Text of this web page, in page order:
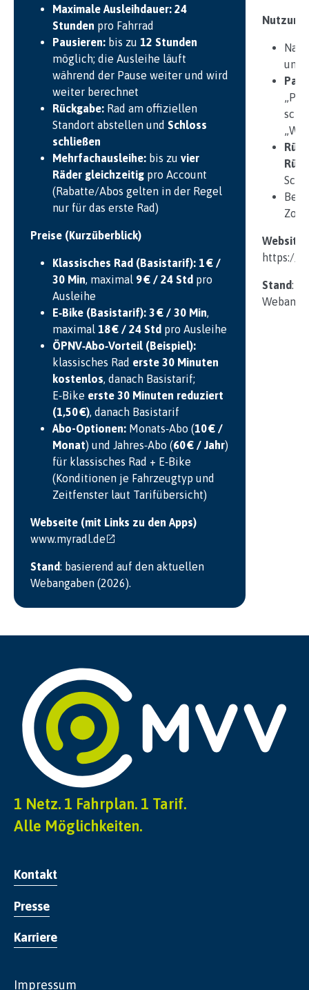
Maximale Ausleihdauer: 24
Stunden pro Fahrrad
Pausieren: bis zu 12 Stunden
möglich; die Ausleihe läuft
während der Pause weiter und wird
weiter berechnet
Rückgabe: Rad am offiziellen
Standort abstellen und Schloss
schließen
Mehrfachausleihe: bis zu vier
Räder gleichzeitig pro Account
(Rabatte/Abos gelten in der Regel
nur für das erste Rad)
Preise (Kurzüberblick)
Klassisches Rad (Basistarif): 1 € /
30 Min, maximal 9 € / 24 Std pro
Ausleihe
E‑Bike (Basistarif): 3 € / 30 Min,
maximal 18 € / 24 Std pro Ausleihe
ÖPNV‑Abo‑Vorteil (Beispiel):
klassisches Rad erste 30 Minuten
kostenlos, danach Basistarif;
E‑Bike erste 30 Minuten reduziert
(1,50 €), danach Basistarif
Abo-Optionen: Monats‑Abo (10 € /
Monat) und Jahres‑Abo (60 € / Jahr)
für klassisches Rad + E‑Bike
(Konditionen je Fahrzeugtyp und
Zeitfenster laut Tarifübersicht)
Webseite (mit Links zu den Apps)
www.myradl.de
Stand: basierend auf den aktuellen
Webangaben (2026).
Nutzung
Bei
Website
https://
Stand:
1 Netz. 1 Fahrplan. 1 Tarif.
Alle Möglichkeiten.
Kontakt
Presse
Karriere
Impressum